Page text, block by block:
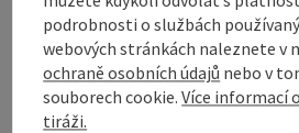
podrobnosti o službách
webových stránkách naleznete v
ochraně osobních údajů nebo v
souborech cookie.Více informací
tiráži.